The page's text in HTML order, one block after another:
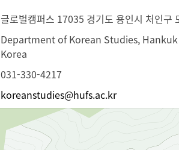
글로벌캠퍼스 17035 경기도 용인시 처인구
Department of Korean Studies,
Korea
031-330-4217
koreanstudies@hufs.ac.kr